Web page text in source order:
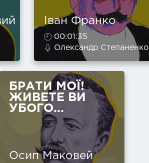
Іван Франко
00:01:35
Олександр Степаненко
БРАТИ МОЇ!
ЖИВЕТЕ ВИ
УБОГО...
Осип Маковей